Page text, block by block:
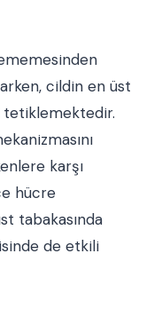
cildin en üst
tetiklemektedir.
karşı
hücre
tabakasında
de etkili